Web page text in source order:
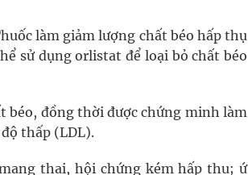
làm giảm lượng chất béo hấp thụ
sử dụng orlistat để loại bỏ chất béo
béo, đồng thời được chứng minh làm
thấp (LDL).
thai, hội chứng kém hấp thu; ứ